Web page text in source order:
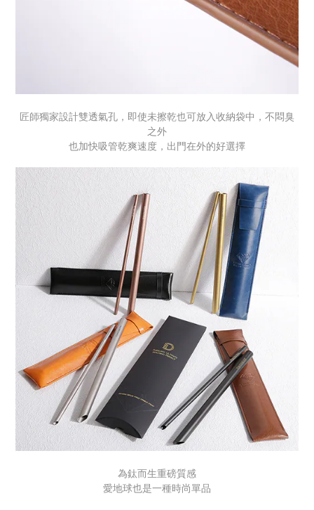
匠師獨家設計雙透氣孔，即使未擦乾也可放入收納袋中，不悶臭
之外
也加快吸管乾爽速度，出門在外的好選擇
為鈦而生重磅質感
愛地球也是一種時尚單品